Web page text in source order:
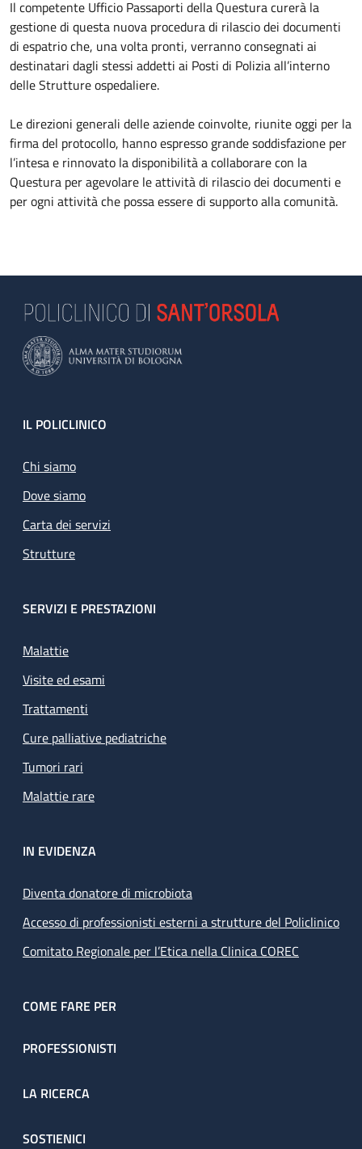
Il competente Ufficio Passaporti della Questura curerà la
gestione di questa nuova procedura di rilascio dei documenti
di espatrio che, una volta pronti, verranno consegnati ai
destinatari dagli stessi addetti ai Posti di Polizia all’interno
delle Strutture ospedaliere.
Le direzioni generali delle aziende coinvolte, riunite oggi per la
firma del protocollo, hanno espresso grande soddisfazione per
l’intesa e rinnovato la disponibilità a collaborare con la
Questura per agevolare le attività di rilascio dei documenti e
per ogni attività che possa essere di supporto alla comunità.
Footer
IL POLICLINICO
Chi siamo
Dove siamo
Carta dei servizi
Strutture
SERVIZI E PRESTAZIONI
Malattie
Visite ed esami
Trattamenti
Cure palliative pediatriche
Tumori rari
Malattie rare
IN EVIDENZA
Diventa donatore di microbiota
Accesso di professionisti esterni a strutture del Policlinico
Comitato Regionale per l’Etica nella Clinica COREC
COME FARE PER
PROFESSIONISTI
LA RICERCA
SOSTIENICI